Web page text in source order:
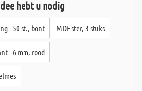
hebt u nodig
- 50 st., bont MDF ster, 3 stuks
- 6 mm, rood